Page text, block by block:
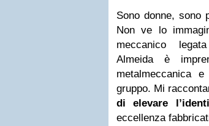
Sono donne, sono
Non ve lo
meccanico
Almeida è
metalmeccanica
gruppo. Mi
di elevare
eccellenza